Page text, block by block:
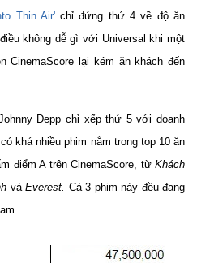
Thin Air'chỉ đứng thứ 4 về độ ăn
không dễ gì với Universal khi một
CinemaScore lại kém ăn khách đến
Depp chỉ xếp thứ 5 với doanh
khá nhiều phim nằm trong top 10 ăn
điểm A trên CinemaScore, từ Khách
vàEverest. Cả 3 phim này đều đang